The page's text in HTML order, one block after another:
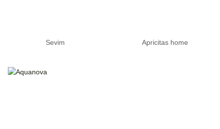
Sevim Apricitas home